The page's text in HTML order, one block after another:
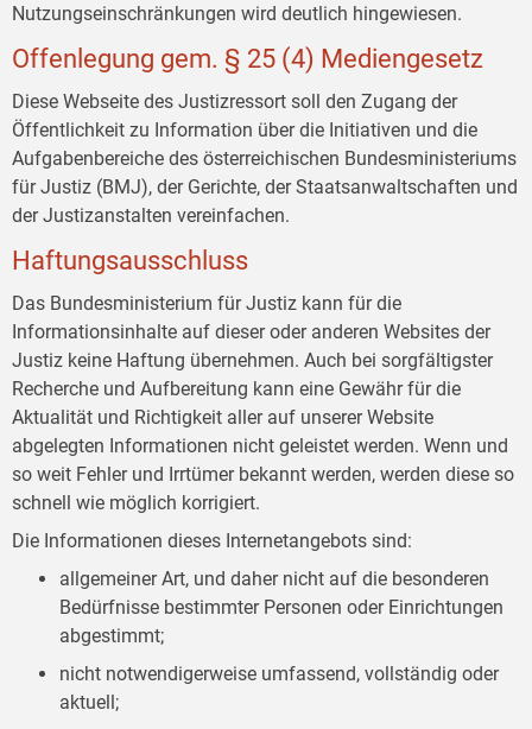
Nutzungseinschränkungen wird deutlich hingewiesen.
Offenlegung gem. § 25 (4) Mediengesetz
Diese Webseite des Justizressort soll den Zugang der
Öffentlichkeit zu Information über die Initiativen und die
Aufgabenbereiche des österreichischen Bundesministeriums
für Justiz (BMJ), der Gerichte, der Staatsanwaltschaften und
der Justizanstalten vereinfachen.
Haftungsausschluss
Das Bundesministerium für Justiz kann für die
Informationsinhalte auf dieser oder anderen Websites der
Justiz keine Haftung übernehmen. Auch bei sorgfältigster
Recherche und Aufbereitung kann eine Gewähr für die
Aktualität und Richtigkeit aller auf unserer Website
abgelegten Informationen nicht geleistet werden. Wenn und
so weit Fehler und Irrtümer bekannt werden, werden diese so
schnell wie möglich korrigiert.
Die Informationen dieses Internetangebots sind:
allgemeiner Art, und daher nicht auf die besonderen
Bedürfnisse bestimmter Personen oder Einrichtungen
abgestimmt;
nicht notwendigerweise umfassend, vollständig oder
aktuell;